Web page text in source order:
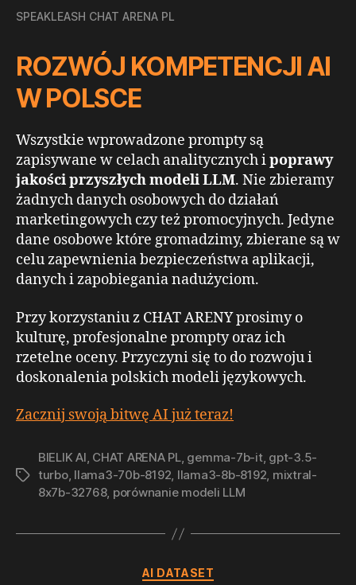
SPEAKLEASH CHAT ARENA PL
ROZWÓJ KOMPETENCJI AI
W POLSCE
Wszystkie wprowadzone prompty są
zapisywane w celach analitycznych ipoprawy
jakości przyszłych modeli LLM. Nie zbieramy
żadnych danych osobowych do działań
marketingowych czy też promocyjnych. Jedyne
dane osobowe które gromadzimy, zbierane są w
celu zapewnienia bezpieczeństwa aplikacji,
danych i zapobiegania nadużyciom.
Przy korzystaniu z CHAT ARENY prosimy o
kulturę, profesjonalne prompty oraz ich
rzetelne oceny. Przyczyni się to do rozwoju i
doskonalenia polskich modeli językowych.
Zacznij swoją bitwę AI już teraz!
Tagi
BIELIK AI, CHAT ARENA PL, gemma-7b-it, gpt-3.5-
turbo, llama3-70b-8192, llama3-8b-8192, mixtral-
8x7b-32768, porównanie modeli LLM
Kategorie
AI DATASET